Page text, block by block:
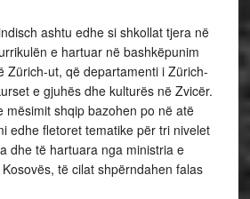
ashtu edhe si shkollat tjera në
e hartuar në bashkëpunim
Zürich-ut, që departamenti i Zürich-
e gjuhës dhe kulturës në Zvicër.
mësimit shqip bazohen po në atë
edhe fletoret tematike për tri nivelet
dhe të hartuara nga ministria e
të cilat shpërndahen falas